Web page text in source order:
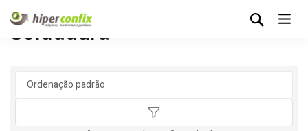
Soldadura